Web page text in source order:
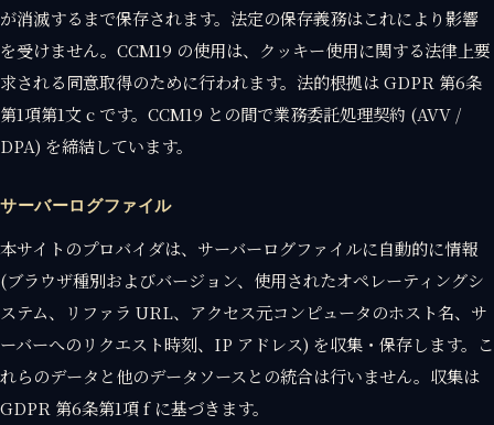
が消滅するまで保存されます。法定の保存義務はこれにより影響
を受けません。CCM19 の使用は、クッキー使用に関する法律上要
求される同意取得のために行われます。法的根拠は GDPR 第6条
第1項第1文 c です。CCM19 との間で業務委託処理契約 (AVV /
DPA) を締結しています。
サーバーログファイル
本サイトのプロバイダは、サーバーログファイルに自動的に情報
(ブラウザ種別およびバージョン、使用されたオペレーティングシ
ステム、リファラ URL、アクセス元コンピュータのホスト名、サ
ーバーへのリクエスト時刻、IP アドレス) を収集・保存します。こ
れらのデータと他のデータソースとの統合は行いません。収集は
GDPR 第6条第1項 f に基づきます。